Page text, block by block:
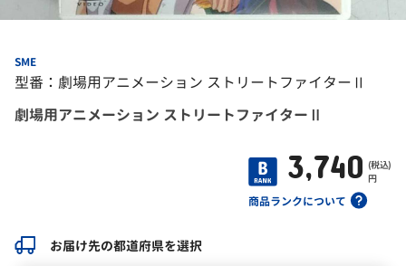
SME
型番：劇場用アニメーション ストリートファイターⅡ
劇場用アニメーション ストリートファイターⅡ
商品ランクについて
3,740 (税込)
円
お届け先の都道府県を選択